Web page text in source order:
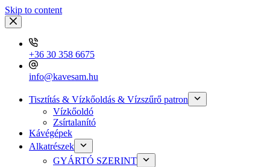
Skip to content
+36 30 358 6675
info@kavesam.hu
Tisztítás & Vízkőoldás & Vízszűrő patron
Vízkőoldó
Zsírtalanító
Kávégépek
Alkatrészek
GYÁRTÓ SZERINT